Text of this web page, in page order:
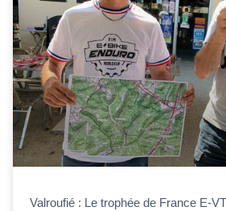
Valroufié : Le trophée de France E-